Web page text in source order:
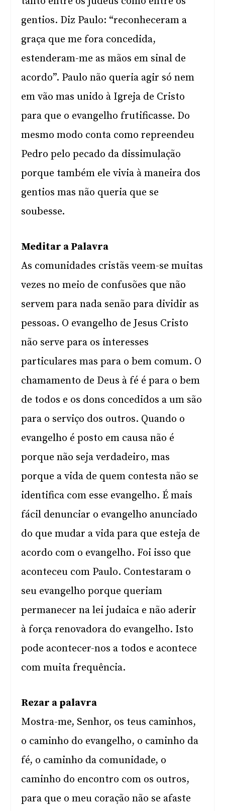
gentios. Diz Paulo: “reconheceram a
graça que me fora concedida,
estenderam-me as mãos em sinal de
acordo”. Paulo não queria agir só nem
em vão mas unido à Igreja de Cristo
para que o evangelho frutificasse. Do
mesmo modo conta como repreendeu
Pedro pelo pecado da dissimulação
porque também ele vivia à maneira dos
gentios mas não queria que se
soubesse.
Meditar a Palavra
As comunidades cristãs veem-se muitas
vezes no meio de confusões que não
servem para nada senão para dividir as
pessoas. O evangelho de Jesus Cristo
não serve para os interesses
particulares mas para o bem comum. O
chamamento de Deus à fé é para o bem
de todos e os dons concedidos a um são
para o serviço dos outros. Quando o
evangelho é posto em causa não é
porque não seja verdadeiro, mas
porque a vida de quem contesta não se
identifica com esse evangelho. É mais
fácil denunciar o evangelho anunciado
do que mudar a vida para que esteja de
acordo com o evangelho. Foi isso que
aconteceu com Paulo. Contestaram o
seu evangelho porque queriam
permanecer na lei judaica e não aderir
à força renovadora do evangelho. Isto
pode acontecer-nos a todos e acontece
com muita frequência.
Rezar a palavra
Mostra-me, Senhor, os teus caminhos,
o caminho do evangelho, o caminho da
fé, o caminho da comunidade, o
caminho do encontro com os outros,
para que o meu coração não se afaste